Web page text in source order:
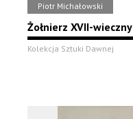
Piotr Michałowski
Żołnierz XVII-wieczny
Kolekcja Sztuki Dawnej